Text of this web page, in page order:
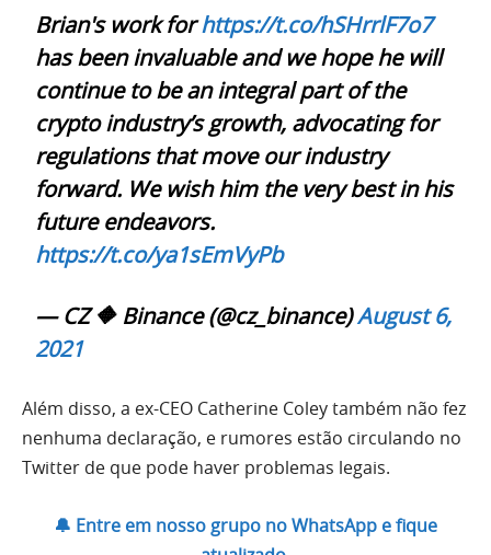
Brian's work forhttps://t.co/hSHrrlF7o7
has been invaluable and we hope he will
continue to be an integral part of the
crypto industry’s growth, advocating for
regulations that move our industry
forward. We wish him the very best in his
future endeavors.
https://t.co/ya1sEmVyPb
— CZ 🔶 Binance (@cz_binance)August 6,
2021
Além disso, a ex-CEO Catherine Coley também não fez
nenhuma declaração, e rumores estão circulando no
Twitter de que pode haver problemas legais.
🔔 Entre em nosso grupo no WhatsApp e fique